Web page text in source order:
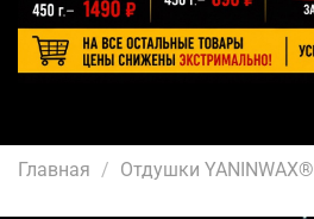
Главная Отдушки YANINWAX®